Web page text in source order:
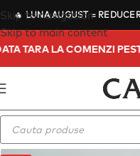
🔥 LUNA AUGUST=
Skip to navigation
Skip to main content
TARA LA COMENZI